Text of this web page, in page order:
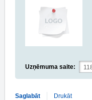
Uzņēmuma saite:
Saglabāt Drukāt